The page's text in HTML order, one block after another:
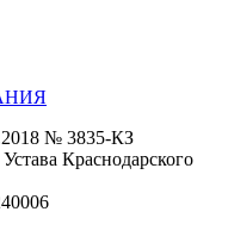
№ 3835-КЗ
Краснодарского